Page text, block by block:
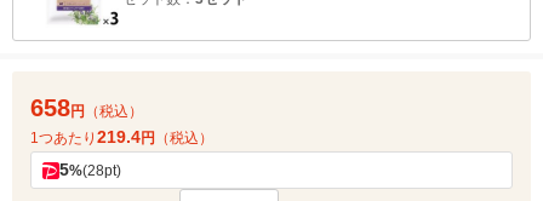
658円
（税込）
1つあたり 219.4円 （税込）
5%(28pt)